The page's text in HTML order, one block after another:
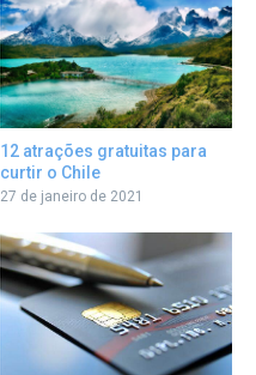
12 atrações gratuitas para
curtir o Chile
27 de janeiro de 2021